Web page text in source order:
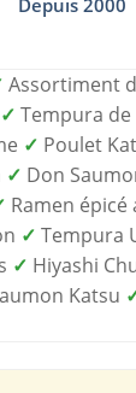
Depuis 2000
Assortiment
✓ Tempura
✓ Poulet
✓ Don
Ramen épicé
✓ Tempura
✓ Hiyashi
Katsu